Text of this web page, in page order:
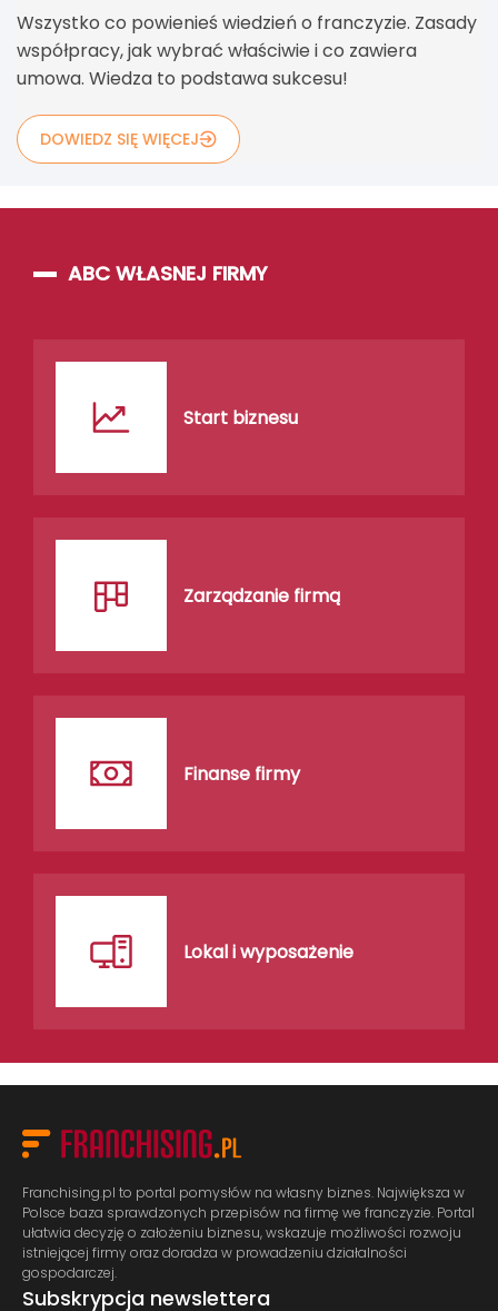
Wszystko co powienieś wiedzień o franczyzie. Zasady
współpracy, jak wybrać właściwie i co zawiera
umowa. Wiedza to podstawa sukcesu!
DOWIEDZ SIĘ WIĘCEJ
ABC WŁASNEJ FIRMY
Start biznesu
Zarządzanie firmą
Finanse firmy
Lokal i wyposażenie
Franchising.pl to portal pomysłów na własny biznes. Największa w
Polsce baza sprawdzonych przepisów na firmę we franczyzie. Portal
ułatwia decyzję o założeniu biznesu, wskazuje możliwości rozwoju
istniejącej firmy oraz doradza w prowadzeniu działalności
gospodarczej.
Subskrypcja newslettera